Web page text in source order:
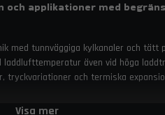
och applikationer med
med tunnväggiga kylkanaler och tätt
även vid höga
och termiska
Visa mer